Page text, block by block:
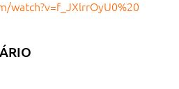
watch?v=f_JXlrrOyU0%20